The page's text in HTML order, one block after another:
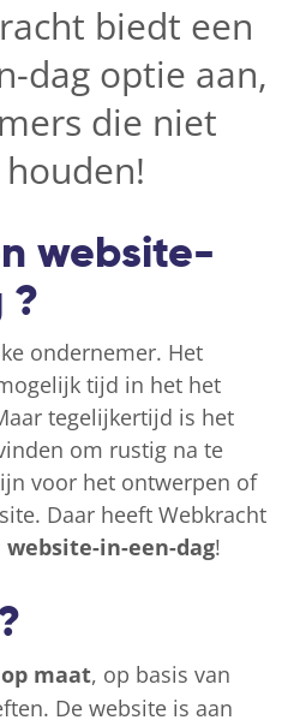
biedt een
dag optie aan,
die niet
website-
?
ondernemer. Het
tijd in het het
tegelijkertijd is het
om rustig na te
voor het ontwerpen of
Daar heeft Webkracht
website-in-een-dag!
maat, op basis van
De website is aan